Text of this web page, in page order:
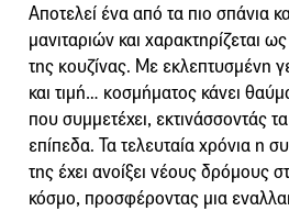
Αποτελεί ένα από τα πιο σπάνια
μανιταριών και χαρακτηρίζεται
της κουζίνας. Με εκλεπτυσμένη
και τιμή… κοσμήματος κάνει
που συμμετέχει, εκτινάσσοντάς
επίπεδα. Τα τελευταία χρόνια η
της έχει ανοίξει νέους δρόμους
κόσμο, προσφέροντας μια